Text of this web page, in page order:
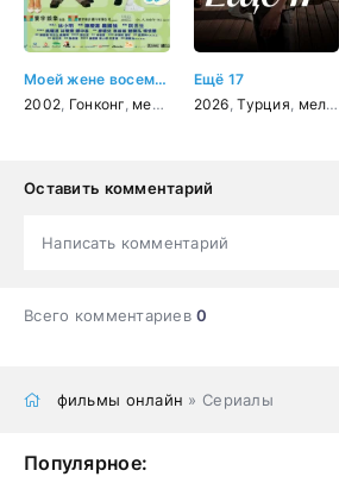
Моей жене восемнадцать
2002 Гонконг мелодрама ,комедия
Ещё 17
2026 ,Турция мелодрама
Оставить комментарий
Написать комментарий
Всего комментариев0
фильмы онлайн » Сериалы
Популярное: